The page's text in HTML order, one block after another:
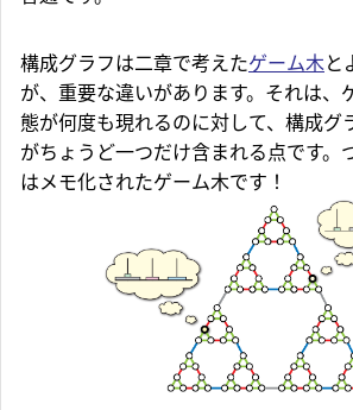
構成グラフは二章で考えたゲーム木と
が、重要な違いがあります。それは、
態が何度も現れるのに対して、構成グ
がちょうど一つだけ含まれる点です。
はメモ化されたゲーム木です！